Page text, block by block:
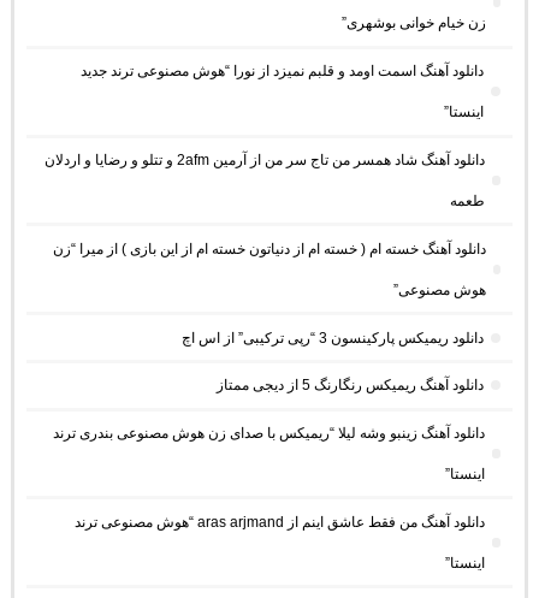
زن خیام خوانی بوشهری”
دانلود آهنگ اسمت اومد و قلبم نمیزد از نورا “هوش مصنوعی ترند جدید
اینستا”
دانلود آهنگ شاد همسر من تاج سر من از آرمین 2afm و تتلو و رضایا و اردلان
طعمه
دانلود آهنگ خسته ام ( خسته ام از دنیاتون خسته ام از این بازی ) از میرا “زن
هوش مصنوعی”
دانلود ریمیکس پارکینسون 3 “رپی ترکیبی” از اس اچ
دانلود آهنگ ریمیکس رنگارنگ 5 از دیجی ممتاز
دانلود آهنگ زینبو وشه لیلا “ریمیکس با صدای زن هوش مصنوعی بندری ترند
اینستا”
دانلود آهنگ من فقط عاشق اینم از aras arjmand “هوش مصنوعی ترند
اینستا”